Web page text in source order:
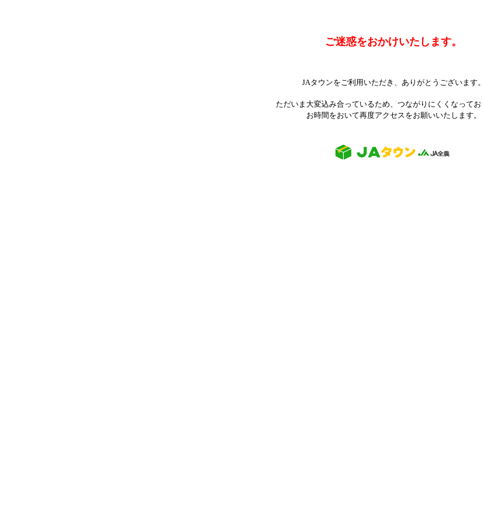
ご迷惑をおかけいたします。
JAタウンをご利用いただき、ありがとうございます。
ただいま大変込み合っているため、つながりにくくなってお
お時間をおいて再度アクセスをお願いいたします。